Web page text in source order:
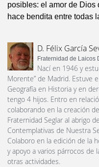
posibles: el amor de Dios
hace bendita entre todas
D. Félix García
Fraternidad de Laicos
Nací en 1946 y
Morente” de Madrid. Estuve
Geografía en Historia y en
tengo 4 hijos. Entro en
colaborando en la creación
Fraternidad Seglar al abrigo
Contemplativas de Nuestra
Colaboro en la edición de la
y apoyo a varios párrocos de
otras actividades.